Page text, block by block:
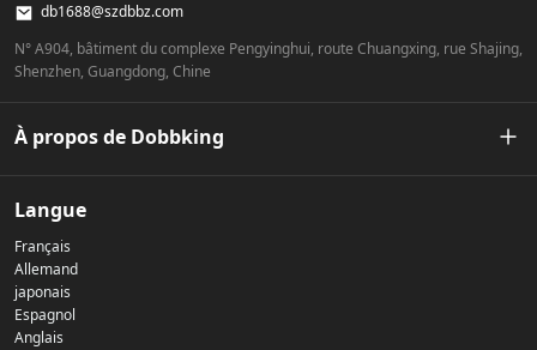
db1688@szdbbz.com
N° A904, bâtiment du complexe Pengyinghui, route Chuangxing, rue Shajing,
Shenzhen, Guangdong, Chine
À propos de Dobbking
Notre histoire
Politique de confidentialité
Nous contacter
Langue
Français
Allemand
japonais
Espagnol
Anglais